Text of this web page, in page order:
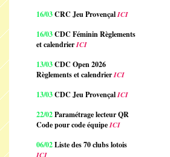
16/03CRC Jeu ProvençalICI
16/03CDC Féminin Règlements
et calendrierICI
13/03CDC Open 2026
Règlements et calendrierICI
13/03CDC Jeu ProvençalICI
22/02Paramétrage lecteur QR
Code pour code équipeICI
06/02Liste des 70 clubs lotois
ICI